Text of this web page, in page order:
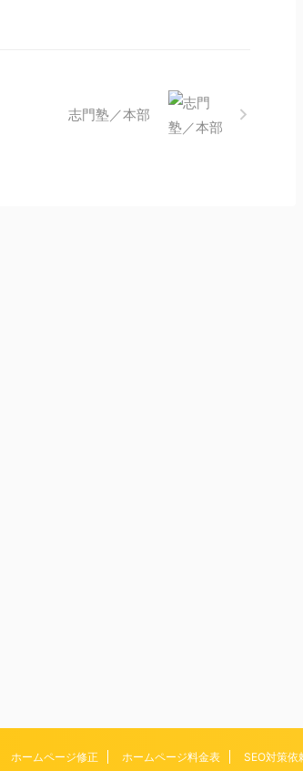
志門塾／本部
ホームページ修正 ホームページ料金表 SEO対策依